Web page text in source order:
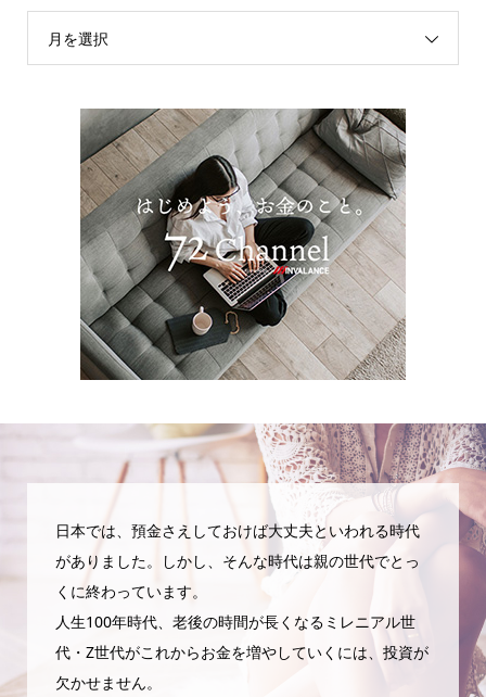
月を選択
日本では、預金さえしておけば大丈夫といわれる時代
がありました。しかし、そんな時代は親の世代でとっ
くに終わっています。
人生100年時代、老後の時間が長くなるミレニアル世
代・Z世代がこれからお金を増やしていくには、投資が
欠かせません。